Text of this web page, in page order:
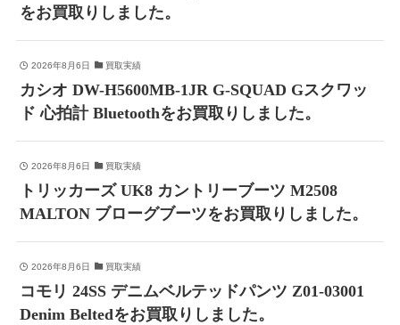
をお買取りしました。
2026年8月6日 買取実績
カシオ DW-H5600MB-1JR G-SQUAD Gスクワッ
ド 心拍計 Bluetoothをお買取りしました。
2026年8月6日 買取実績
トリッカーズ UK8 カントリーブーツ M2508
MALTON ブローグブーツをお買取りしました。
2026年8月6日 買取実績
コモリ 24SS デニムベルテッドパンツ Z01-03001
Denim Beltedをお買取りしました。